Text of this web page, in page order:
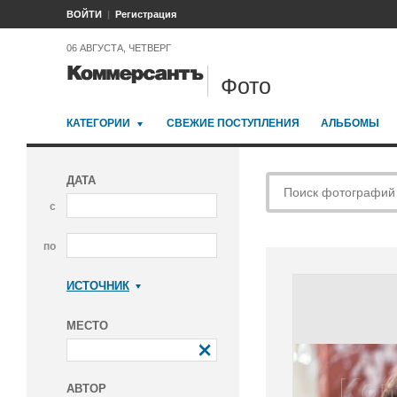
ВОЙТИ Регистрация
06 АВГУСТА, ЧЕТВЕРГ
Фото
КАТЕГОРИИ СВЕЖИЕ ПОСТУПЛЕНИЯ АЛЬБОМЫ
ДАТА
с
по
ИСТОЧНИК
МЕСТО
АВТОР